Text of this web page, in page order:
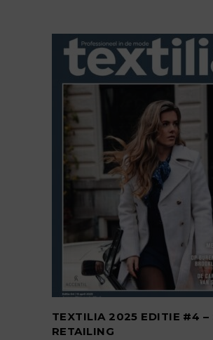
TOEVOEGEN AAN
WINKELWAGEN
TEXTILIA 2025 EDITIE #4 –
RETAILING